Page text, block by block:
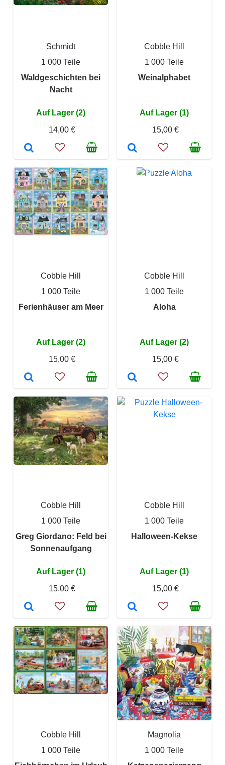
Schmidt
1 000 Teile
Waldgeschichten bei
Nacht
Auf Lager (2)
14,00 €
Cobble Hill
1 000 Teile
Weinalphabet
Auf Lager (1)
15,00 €
Cobble Hill
1 000 Teile
Ferienhäuser am Meer
Auf Lager (2)
15,00 €
Cobble Hill
1 000 Teile
Aloha
Auf Lager (2)
15,00 €
Cobble Hill
1 000 Teile
Greg Giordano: Feld bei
Sonnenaufgang
Auf Lager (1)
15,00 €
Cobble Hill
1 000 Teile
Halloween-Kekse
Auf Lager (1)
15,00 €
Cobble Hill
1 000 Teile
Magnolia
1 000 Teile